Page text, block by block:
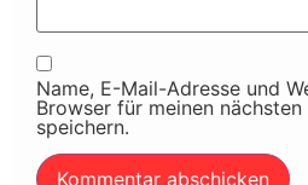
Name, E-Mail-Adresse und
Browser für meinen nächsten
speichern.